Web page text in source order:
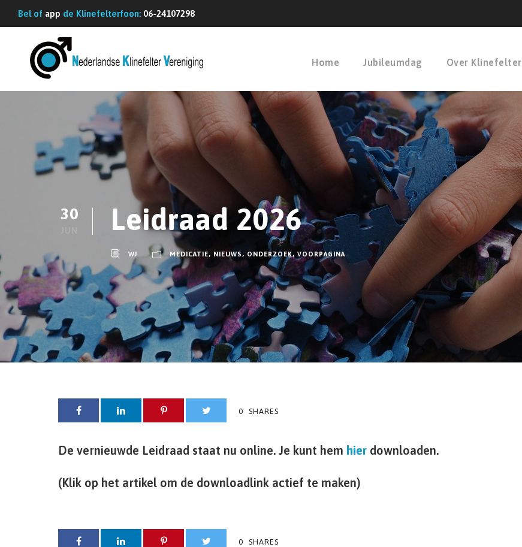
Bel of app de Klinefelterfoon: 06-24107298
Home Jubileumdag Over Klinefelter
30 Leidraad 2026
WJ MEDICATIE, NIEUWS , ONDERZOEK, VOORPAGINA
0 SHARES
De vernieuwde Leidraad staat nu online. Je kunt hem hier downloaden.
(Klik op het artikel om de downloadlink actief te maken)
0 SHARES